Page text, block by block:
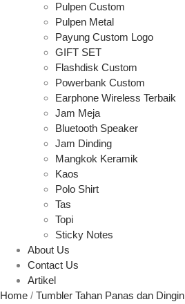
Pulpen Custom
Pulpen Metal
Payung Custom Logo
GIFT SET
Flashdisk Custom
Powerbank Custom
Earphone Wireless Terbaik
Jam Meja
Bluetooth Speaker
Jam Dinding
Mangkok Keramik
Kaos
Polo Shirt
Tas
Topi
Sticky Notes
About Us
Contact Us
Artikel
Home / Tumbler Tahan Panas dan Dingin